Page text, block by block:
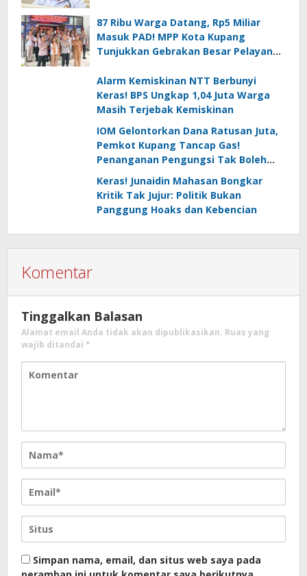
87 Ribu Warga Datang, Rp5 Miliar
Masuk PAD! MPP Kota Kupang
Tunjukkan Gebrakan Besar Pelayanan
Alarm Kemiskinan NTT Berbunyi
Keras! BPS Ungkap 1,04 Juta Warga
Masih Terjebak Kemiskinan
IOM Gelontorkan Dana Ratusan Juta,
Pemkot Kupang Tancap Gas!
Penanganan Pengungsi Tak Boleh
Keras! Junaidin Mahasan Bongkar
Kritik Tak Jujur: Politik Bukan
Panggung Hoaks dan Kebencian
Komentar
Tinggalkan Balasan
Alamat email Anda tidak akan dipublikasikan. Ruas yang
wajib ditandai *
Simpan nama, email, dan situs web saya pada